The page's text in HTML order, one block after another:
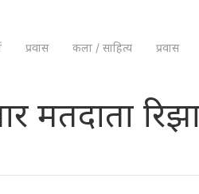
प्रवास कला / साहित्य प्रवास
मतदाता